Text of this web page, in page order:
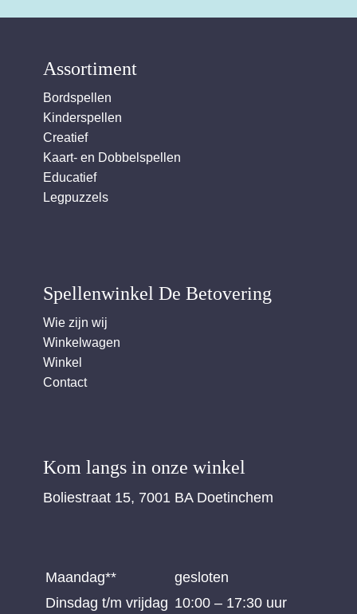
Assortiment
Bordspellen
Kinderspellen
Creatief
Kaart- en Dobbelspellen
Educatief
Legpuzzels
Spellenwinkel De Betover​ing
Wie zijn wij
Winkelwagen
Winkel
Contact
Kom langs in onze winkel
Boliestraat 15, 7001 BA Doetinchem
Maandag**
gesloten
Dinsdag t/m vrijdag 10:00 – 17:30 uur